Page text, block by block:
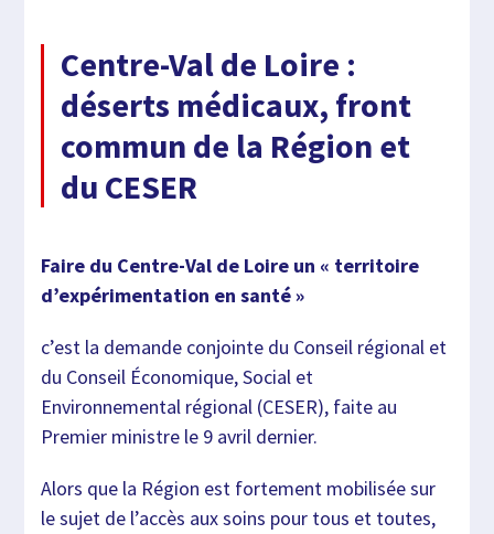
Centre-Val de Loire :
déserts médicaux, front
commun de la Région et
du CESER
Faire du Centre-Val de Loire un « territoire
d’expérimentation en santé »
c’est la demande conjointe du Conseil régional et
du Conseil Économique, Social et
Environnemental régional (CESER), faite au
Premier ministre le 9 avril dernier.
Alors que la Région est fortement mobilisée sur
le sujet de l’accès aux soins pour tous et toutes,